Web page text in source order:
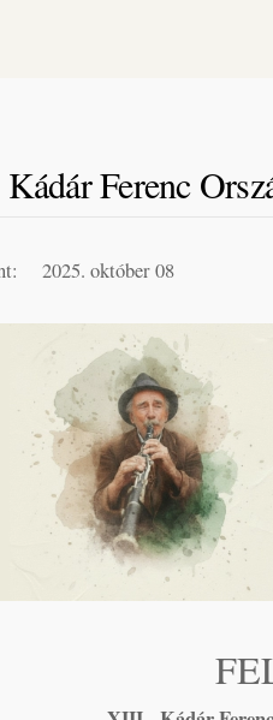
Ferenc
2025. október 08